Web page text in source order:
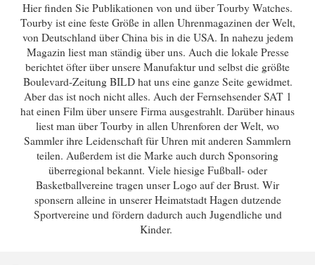
Hier finden Sie Publikationen von und über Tourby Watches.
Tourby ist eine feste Größe in allen Uhrenmagazinen der Welt,
von Deutschland über China bis in die USA. In nahezu jedem
Magazin liest man ständig über uns. Auch die lokale Presse
berichtet öfter über unsere Manufaktur und selbst die größte
Boulevard-Zeitung BILD hat uns eine ganze Seite gewidmet.
Aber das ist noch nicht alles. Auch der Fernsehsender SAT 1
hat einen Film über unsere Firma ausgestrahlt. Darüber hinaus
liest man über Tourby in allen Uhrenforen der Welt, wo
Sammler ihre Leidenschaft für Uhren mit anderen Sammlern
teilen. Außerdem ist die Marke auch durch Sponsoring
überregional bekannt. Viele hiesige Fußball- oder
Basketballvereine tragen unser Logo auf der Brust. Wir
sponsern alleine in unserer Heimatstadt Hagen dutzende
Sportvereine und fördern dadurch auch Jugendliche und
Kinder.